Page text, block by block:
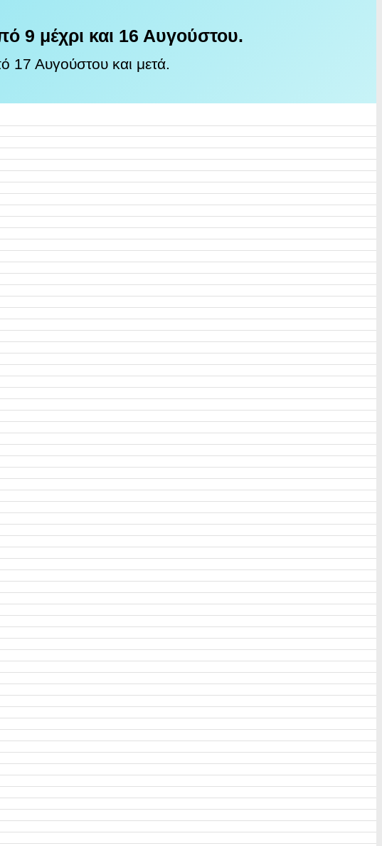
9 μέχρι και 16 Αυγούστου.
17 Αυγούστου και μετά.